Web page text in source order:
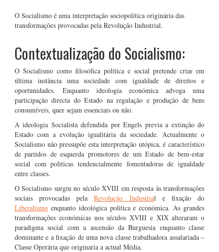
O Socialismo é uma interpretação sociopolítica originária das
transformações provocadas pela Revolução Industrial.
Contextualização do Socialismo:
O Socialismo como filosófica politica e social pretende criar em
última instância uma sociedade com igualdade de direitos e
oportunidades. Enquanto ideologia económica advoga uma
participação directa do Estado na regulação e produção de bens
consumíveis, quer sejam essenciais ou não.
A ideologia Socialista defendida por Engels previa a extinção do
Estado com a evolução igualitária da sociedade. Actualmente o
Socialismo não pressupõe esta interpretação utópica, é característico
de partidos de esquerda promotores de um Estado de bem-estar
social com politicas tendencialmente fomentadoras de igualdade
entre classes.
O Socialismo surgiu no século XVIII em resposta às transformações
sociais provocadas pelaRevolução Industrial e fixação do
Liberalismo enquanto ideológica politica e económica. As grandes
transformações económicas nos séculos XVIII e XIX alteraram o
paradigma social com a ascensão da Burguesia enquanto classe
dominante e a fixação de uma nova classe trabalhadora assalariada –
Classe Operária que originaria a actual Média.